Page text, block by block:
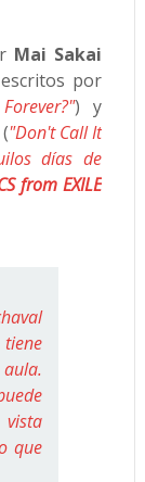
Mai Sakai
por
) y
("Don't Call It
días de
from EXILE
que